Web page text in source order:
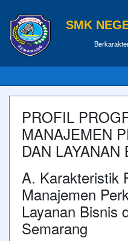
SMK
PROFIL
MANAJEMEN
DAN LAYANAN
A. Karakteristik
Manajemen
Layanan Bisnis
Semarang